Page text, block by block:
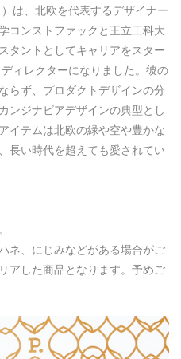
は、北欧を代表するデザイナー
コンストファックと王立工科大
タントとしてキャリアをスター
ィレクターになりました。彼の
らず、プロダクトデザインの分
ンジナビアデザインの典型とし
イテムは北欧の緑や空や豊かな
長い時代を超えても愛されてい
ネ、にじみなどがある場合がご
アした商品となります。予めご